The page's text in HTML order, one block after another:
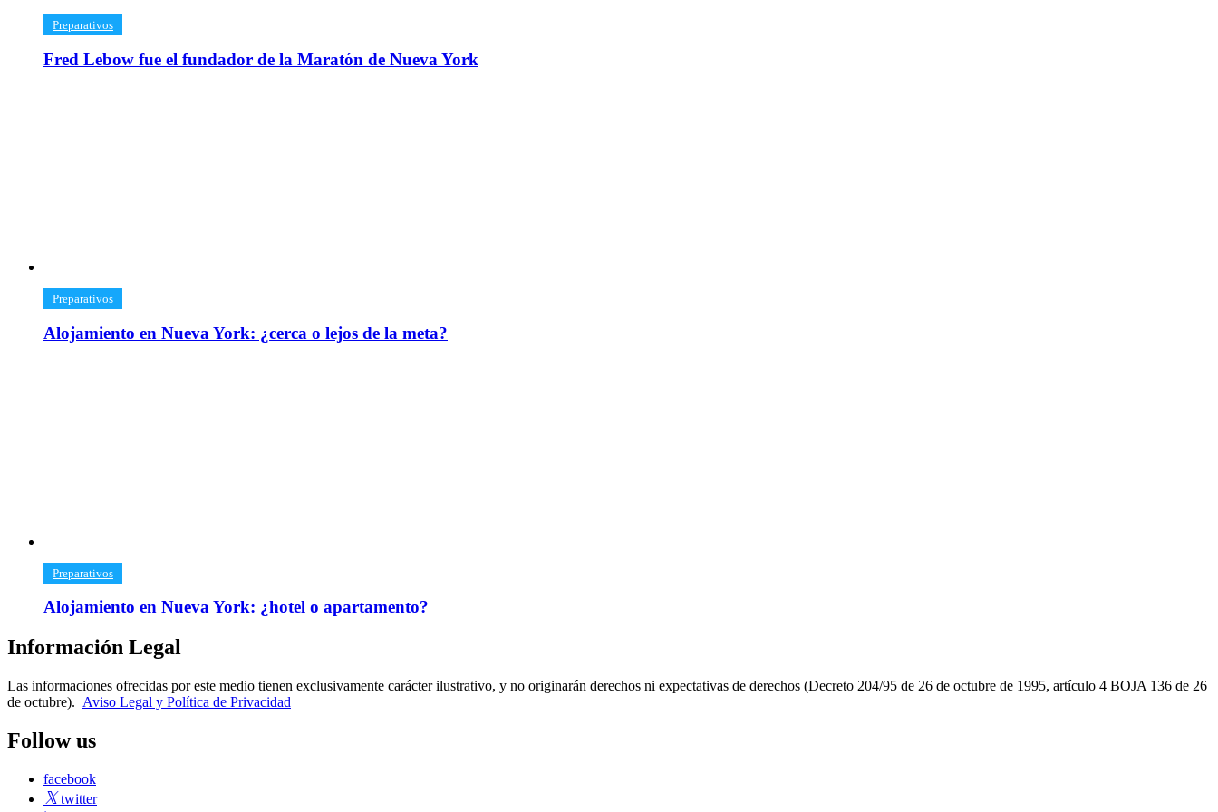
​Preparativos
Fred Lebow fue el fundador de la Maratón de Nueva York
​Preparativos
Alojamiento en Nueva York: ¿cerca o lejos de la meta?
​Preparativos
Alojamiento en Nueva York: ¿hotel o apartamento?
Información Legal
Las informaciones ofrecidas por este medio tienen exclusivamente carácter ilustrativo, y no originarán derechos ni expectativas de derechos (Decreto 204/95 de 26 de octubre de 1995, artículo 4 BOJA 136 de 26
de octubre). Aviso Legal y Política de Privacidad
Follow us
facebook
twitter